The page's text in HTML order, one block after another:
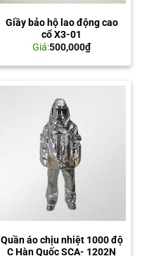
Giầy bảo hộ lao động cao
cổ X3-01
Giá:500,000₫
Quần áo chịu nhiệt 1000 độ
C Hàn Quốc SCA- 1202N